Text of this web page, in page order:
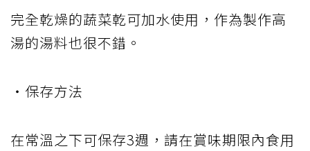
完全乾燥的蔬菜乾可加水使用，作為製作高
湯的湯料也很不錯。
・保存方法
在常溫之下可保存3週，請在賞味期限內食用